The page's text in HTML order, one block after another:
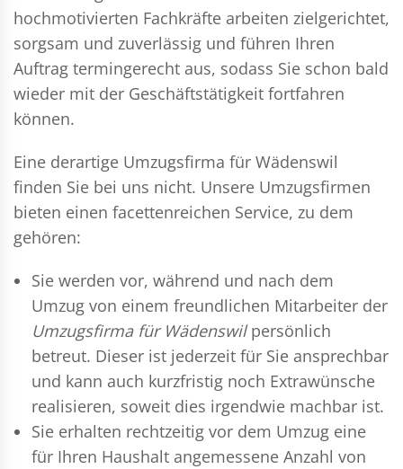
hochmotivierten Fachkräfte arbeiten zielgerichtet,
sorgsam und zuverlässig und führen Ihren
Auftrag termingerecht aus, sodass Sie schon bald
wieder mit der Geschäftstätigkeit fortfahren
können.
Eine derartige Umzugsfirma für Wädenswil
finden Sie bei uns nicht. Unsere Umzugsfirmen
bieten einen facettenreichen Service, zu dem
gehören:
Sie werden vor, während und nach dem
Umzug von einem freundlichen Mitarbeiter der
Umzugsfirma für Wädenswilpersönlich
betreut. Dieser ist jederzeit für Sie ansprechbar
und kann auch kurzfristig noch Extrawünsche
realisieren, soweit dies irgendwie machbar ist.
Sie erhalten rechtzeitig vor dem Umzug eine
für Ihren Haushalt angemessene Anzahl von